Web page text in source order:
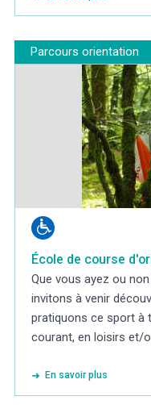
Parcours orientation
École de course
Que vous ayez ou
invitons à venir
pratiquons ce sport à
courant, en loisirs et/
En savoir plus